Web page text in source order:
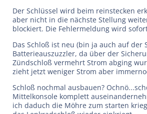
Der Schlüssel wird beim reinstecken
aber nicht in die nächste Stellung
blockiert. Die Fehlermeldung wird
Das Schloß ist neu (bin ja auch auf der
Batterieauszuzzler, da über der
Zündschloß vermehrt Strom abging
zieht jetzt weniger Strom aber
Schloß nochmal ausbauen?
Mittelkonsole komplett
ich daduch die Möhre zum starten